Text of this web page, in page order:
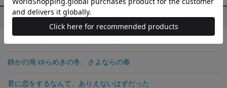
筏田 かつらの他の作品
静かの海 ゆらめきの冬、さよならの春
君に恋をするなんて、ありえないはずだった